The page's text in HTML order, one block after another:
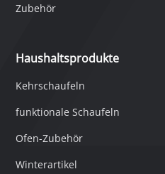
Zubehör
Haushaltsprodukte
Kehrschaufeln
funktionale Schaufeln
Ofen-Zubehör
Winterartikel